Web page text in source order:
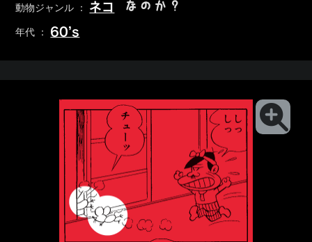
動物ジャンル ： ネコ なのか？
年代 ： 60’s